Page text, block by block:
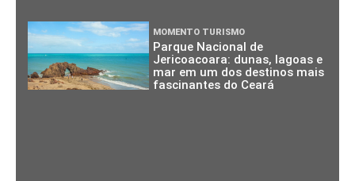
MOMENTO TURISMO
Parque Nacional de
Jericoacoara: dunas, lagoas e
mar em um dos destinos mais
fascinantes do Ceará